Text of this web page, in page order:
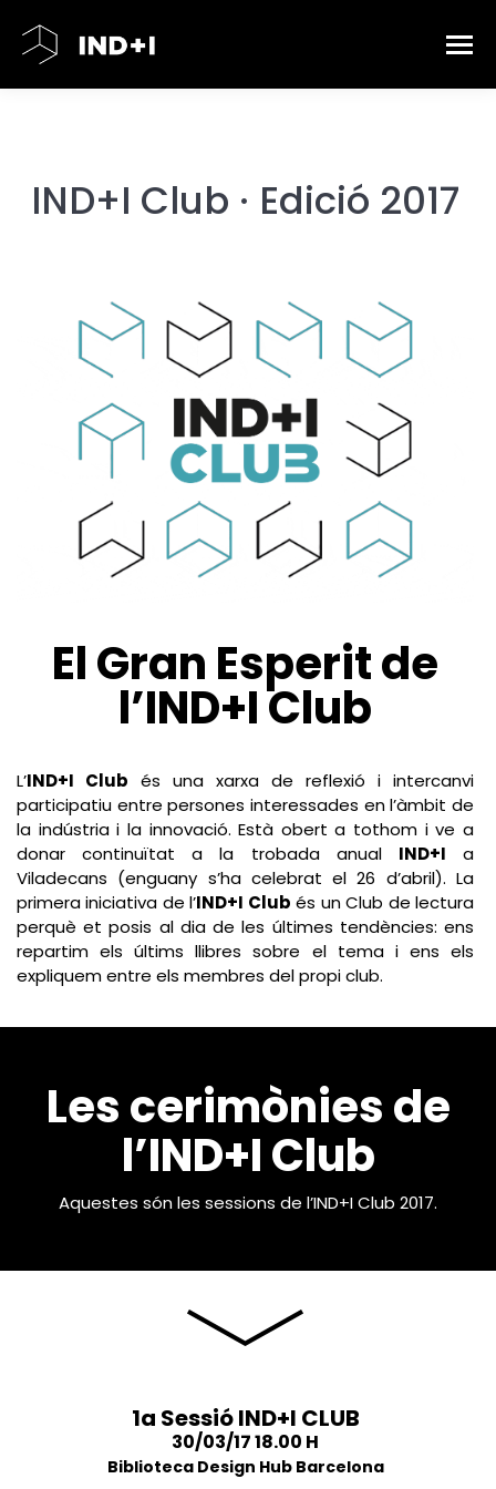
IND+I Club · Edició 2017
El Gran Esperit de
l’IND+I Club
L’IND+I Club és una xarxa de reflexió i intercanvi
participatiu entre persones interessades en l’àmbit de
la indústria i la innovació. Està obert a tothom i ve a
donar continuïtat a la trobada anual IND+I a
Viladecans (enguany s’ha celebrat el 26 d’abril). La
primera iniciativa de l’IND+I Club és un Club de lectura
perquè et posis al dia de les últimes tendències: ens
repartim els últims llibres sobre el tema i ens els
expliquem entre els membres del propi club.
Les cerimònies de
l’IND+I Club
Aquestes són les sessions de l’IND+I Club 2017.
1a Sessió IND+I CLUB
30/03/17 18.00 H
Biblioteca Design Hub Barcelona